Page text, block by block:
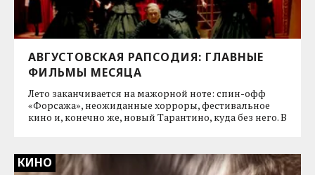
АВГУСТОВСКАЯ РАПСОДИЯ: ГЛАВНЫЕ
ФИЛЬМЫ МЕСЯЦА
Лето заканчивается на мажорной ноте: спин-офф
«Форсажа», неожиданные хорроры, фестивальное
кино и, конечно же, новый Тарантино, куда без него. В
КИНО